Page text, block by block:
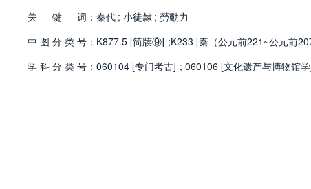
关
键 词： 秦代 ; 小徒隸 ; 勞動力
中 图 分 类 号： K877.5 [简牍⑨] ;K233 [秦（公元前221~公元前
学 科 分 类 号： 060104 [专门考古] ; 060106 [文化遗产与博物馆